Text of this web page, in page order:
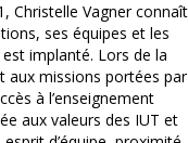
Christelle Vagner connaît
ses équipes et les
implanté. Lors de la
aux missions portées par
à l’enseignement
aux valeurs des IUT et